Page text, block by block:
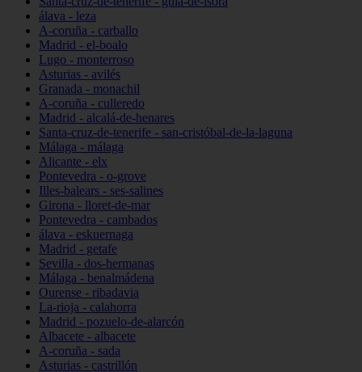
álava - leza
A-coruña - carballo
Madrid - el-boalo
Lugo - monterroso
Asturias - avilés
Granada - monachil
A-coruña - culleredo
Madrid - alcalá-de-henares
Santa-cruz-de-tenerife - san-cristóbal-de-la-laguna
Málaga - málaga
Alicante - elx
Pontevedra - o-grove
Illes-balears - ses-salines
Girona - lloret-de-mar
Pontevedra - cambados
álava - eskuernaga
Madrid - getafe
Sevilla - dos-hermanas
Málaga - benalmádena
Ourense - ribadavia
La-rioja - calahorra
Madrid - pozuelo-de-alarcón
Albacete - albacete
A-coruña - sada
Asturias - castrillón